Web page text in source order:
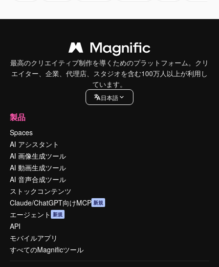
最高のクリエイティブ制作を導くためのプラットフォーム。クリ
エイター、企業、代理店、スタジオを含む100万人以上が利用し
ています。
日本語
製品
Spaces
AI アシスタント
AI 画像生成ツール
AI 動画生成ツール
AI 音声合成ツール
ストックコンテンツ
Claude/ChatGPT向けMCP 新規
エージェント 新規
API
モバイルアプリ
すべてのMagnificツール